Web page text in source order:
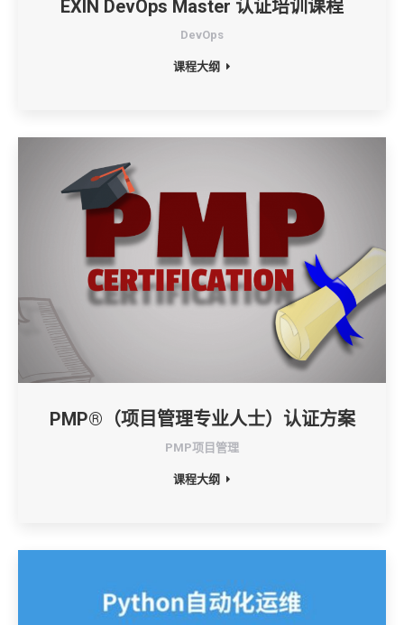
EXIN DevOps Master 认证培训课程
DevOps
课程大纲
PMP®（项目管理专业人士）认证方案
PMP项目管理
课程大纲